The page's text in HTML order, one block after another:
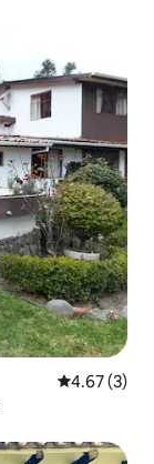
レビュー3
4.67 (3)